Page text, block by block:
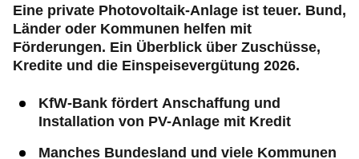
Eine private Photovoltaik-Anlage ist teuer. Bund,
Länder oder Kommunen helfen mit
Förderungen. Ein Überblick über Zuschüsse,
Kredite und die Einspeisevergütung 2026.
KfW-Bank fördert Anschaffung und
Installation von PV-Anlage mit Kredit
Manches Bundesland und viele Kommunen